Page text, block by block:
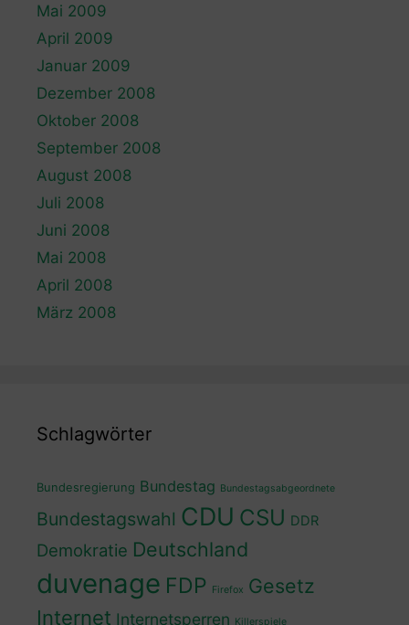
Mai 2009
April 2009
Januar 2009
Dezember 2008
Oktober 2008
September 2008
August 2008
Juli 2008
Juni 2008
Mai 2008
April 2008
März 2008
Schlagwörter
Bundesregierung Bundestag Bundestagsabgeordnete
Bundestagswahl CDU CSU DDR
Demokratie Deutschland
duvenage FDP Firefox Gesetz
Internet Internetsperren Killerspiele